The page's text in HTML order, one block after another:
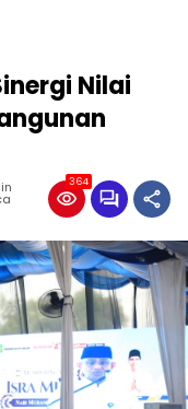
Nilai
364